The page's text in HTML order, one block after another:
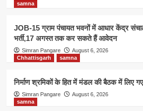
samna
JOB-15 ग्राम पंचायत भवनों में आधार केंद्र
भर्ती,17 अगस्त तक कर सकते हैं आवेदन
Simran Pangare
August 6, 2026
Chhattisgarh
samna
निर्माण श्रमिकों के हित में मंडल की बैठक में लिए
Simran Pangare
August 6, 2026
samna